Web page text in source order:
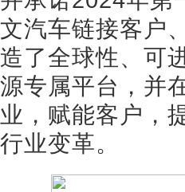
文汽车链接客户
造了全球性、可
源专属平台，并
业，赋能客户，
行业变革。